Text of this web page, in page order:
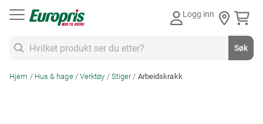
Logg inn
Søk
Hjem Hus & hage Verktøy Stiger Arbeidskrakk